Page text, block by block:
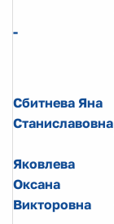
-
Сбитнева Яна
Станиславовна
Яковлева
Оксана
Викторовна